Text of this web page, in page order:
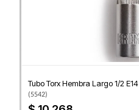
Tubo Torx Hembra Largo 1/2 E14
(5542)